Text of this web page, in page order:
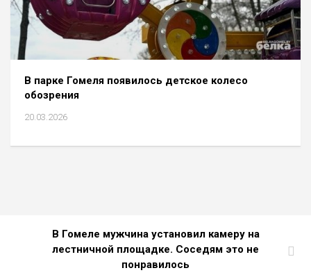
В парке Гомеля появилось детское колесо
обозрения
20.03.2026
В Гомеле мужчина установил камеру на
лестничной площадке. Соседям это не
понравилось